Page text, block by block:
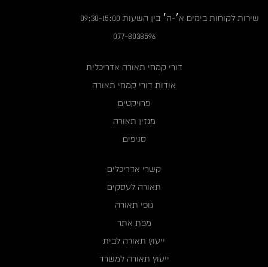
שירות לקוחות בימים א׳-ה׳ בין השעות 09:30-15:00
077-8038596
דורי קמחי תאורה אדריכלית
אודות דורי קמחי תאורה
פרויקטים
מגזין תאורה
סניפים
קשרי אדריכלים
תאורה לעסקים
גופי תאורה
מפת אתר
ייעוץ תאורה לבית
ייעוץ תאורה למשרד